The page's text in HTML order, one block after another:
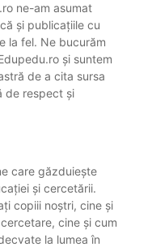
ne-am asumat
și publicațiile cu
la fel. Ne bucurăm
și suntem
de a cita sursa
de respect și
care găzduiește
și cercetării.
copiii noștri, cine și
cine și cum
la lumea în